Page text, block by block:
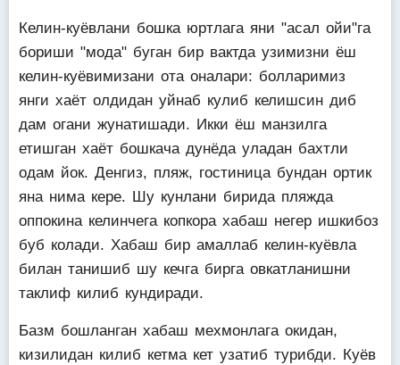
Келин-куёвлани бошка юртлага яни "асал ойи"га
бориши "мода" буган бир вактда узимизни ёш
келин-куёвимизани ота оналари: болларимиз
янги хаёт олдидан уйнаб кулиб келишсин диб
дам огани жунатишади. Икки ёш манзилга
етишган хаёт бошкача дунёда уладан бахтли
одам йок. Денгиз, пляж, гостиница бундан ортик
яна нима кере. Шу кунлани бирида пляжда
оппокина келинчега копкора хабаш негер ишкибоз
буб колади. Хабаш бир амаллаб келин-куёвла
билан танишиб шу кечга бирга овкатланишни
таклиф килиб кундиради.
Базм бошланган хабаш мехмонлага окидан,
кизилидан килиб кетма кет узатиб турибди. Куёв